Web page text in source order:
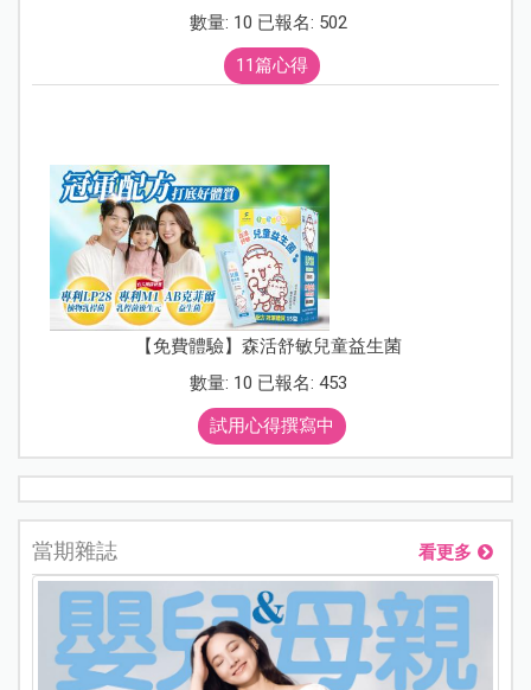
數量: 10 已報名: 502
11篇心得
【免費體驗】森活舒敏兒童益生菌
數量: 10 已報名: 453
試用心得撰寫中
當期雜誌 看更多